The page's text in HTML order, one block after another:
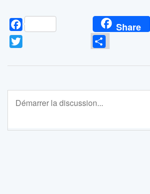
Facebook Share